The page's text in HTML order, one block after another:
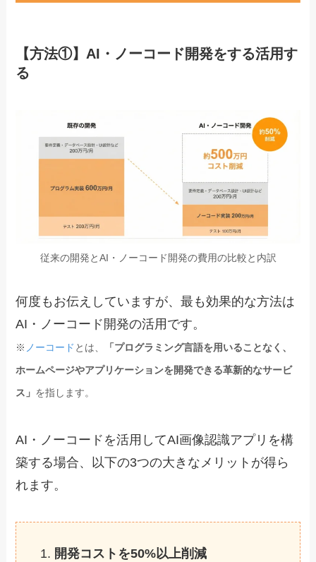
【方法①】AI・ノーコード開発をする活用す
る
従来の開発とAI・ノーコード開発の費用の比較と内訳
何度もお伝えしていますが、最も効果的な方法は
AI・ノーコード開発の活用です。
※ ノーコード とは、
「プログラミング言語を用いることなく、
ホームページやアプリケーションを開発できる革新的なサービ
ス」 を指します。
AI・ノーコードを活用してAI画像認識アプリを構
築する場合、以下の3つの大きなメリットが得ら
れます。
開発コストを50%以上削減